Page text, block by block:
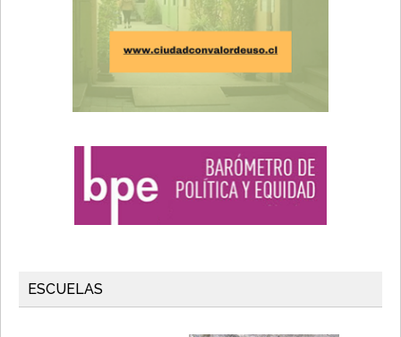
ESCUELAS